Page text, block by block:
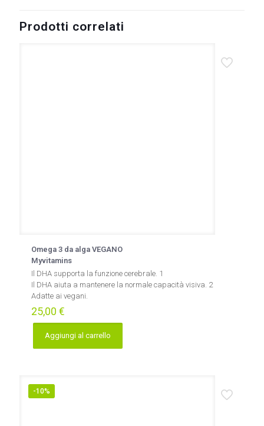
Prodotti correlati
Omega 3 da alga VEGANO
Myvitamins
Il DHA supporta la funzione cerebrale. 1
Il DHA aiuta a mantenere la normale capacità visiva. 2
Adatte ai vegani.
25,00 €
Aggiungi al carrello
-10%